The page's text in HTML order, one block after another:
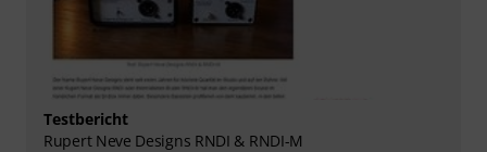
Testbericht
Rupert Neve Designs RNDI & RNDI-M